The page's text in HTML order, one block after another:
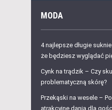
MODA
4 najlepsze długie
że będziesz wyglądać
Cynk na trądzik – Czy
problematyczną skórę?
Przekąski na wesele –
atrakcyjne dania dla